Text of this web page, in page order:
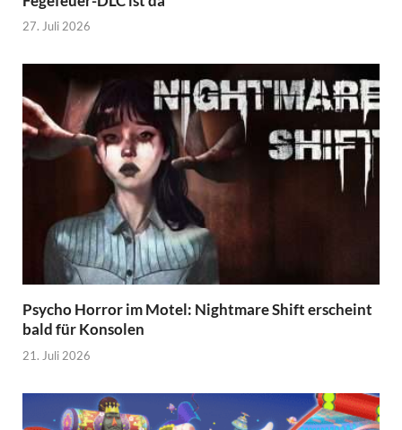
27. Juli 2026
Psycho Horror im Motel: Nightmare Shift erscheint
bald für Konsolen
21. Juli 2026